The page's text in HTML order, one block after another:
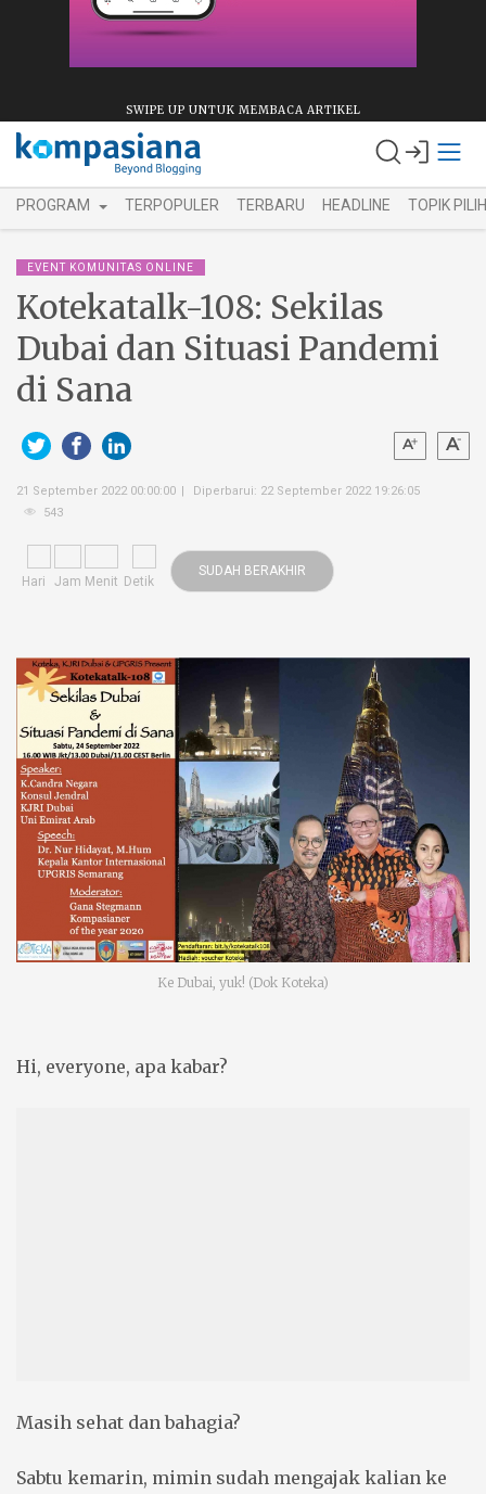
SWIPE UP UNTUK MEMBACA ARTIKEL
PROGRAM TERPOPULER TERBARU HEADLINE TOPIK
EVENT KOMUNITAS ONLINE
Kotekatalk-108: Sekilas
Dubai dan Situasi Pandemi
di Sana
21 September 2022 00:00:00
Diperbarui: 22 September 2022 19:26:05
543
Hari Jam Menit Detik
SUDAH BERAKHIR
Ke Dubai, yuk! (Dok Koteka)
Hi, everyone, apa kabar?
Masih sehat dan bahagia?
Sabtu kemarin, mimin sudah mengajak kalian ke